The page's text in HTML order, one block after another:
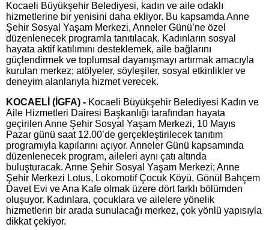
Kocaeli Büyükşehir Belediyesi, kadın ve aile odaklı
hizmetlerine bir yenisini daha ekliyor. Bu kapsamda Anne
Şehir Sosyal Yaşam Merkezi, Anneler Günü’ne özel
düzenlenecek programla tanıtılacak. Kadınların sosyal
hayata aktif katılımını desteklemek, aile bağlarını
güçlendirmek ve toplumsal dayanışmayı artırmak amacıyla
kurulan merkez; atölyeler, söyleşiler, sosyal etkinlikler ve
deneyim alanlarıyla hizmet verecek.
KOCAELİ (İGFA) - Kocaeli Büyükşehir Belediyesi Kadın ve
Aile Hizmetleri Dairesi Başkanlığı tarafından hayata
geçirilen Anne Şehir Sosyal Yaşam Merkezi, 10 Mayıs
Pazar günü saat 12.00’de gerçekleştirilecek tanıtım
programıyla kapılarını açıyor. Anneler Günü kapsamında
düzenlenecek program, aileleri aynı çatı altında
buluşturacak. Anne Şehir Sosyal Yaşam Merkezi; Anne
Şehir Merkezi Lotus, Lokomotif Çocuk Köyü, Gönül Bahçem
Davet Evi ve Ana Kafe olmak üzere dört farklı bölümden
oluşuyor. Kadınlara, çocuklara ve ailelere yönelik
hizmetlerin bir arada sunulacağı merkez, çok yönlü yapısıyla
dikkat çekiyor.